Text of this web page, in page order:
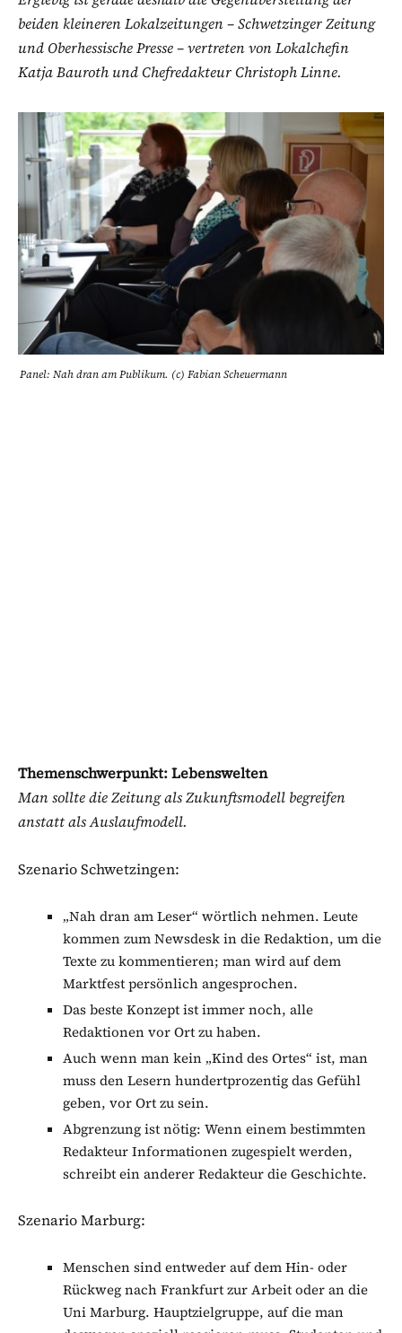
beiden kleineren Lokalzeitungen – Schwetzinger Zeitung
und Oberhessische Presse – vertreten von Lokalchefin
Katja Bauroth und Chefredakteur Christoph Linne.
Panel: Nah dran am Publikum. (c) Fabian Scheuermann
Themenschwerpunkt: Lebenswelten
Man sollte die Zeitung als Zukunftsmodell begreifen
anstatt als Auslaufmodell.
Szenario Schwetzingen:
„Nah dran am Leser“ wörtlich nehmen. Leute
kommen zum Newsdesk in die Redaktion, um die
Texte zu kommentieren; man wird auf dem
Marktfest persönlich angesprochen.
Das beste Konzept ist immer noch, alle
Redaktionen vor Ort zu haben.
Auch wenn man kein „Kind des Ortes“ ist, man
muss den Lesern hundertprozentig das Gefühl
geben, vor Ort zu sein.
Abgrenzung ist nötig: Wenn einem bestimmten
Redakteur Informationen zugespielt werden,
schreibt ein anderer Redakteur die Geschichte.
Szenario Marburg:
Menschen sind entweder auf dem Hin- oder
Rückweg nach Frankfurt zur Arbeit oder an die
Uni Marburg. Hauptzielgruppe, auf die man